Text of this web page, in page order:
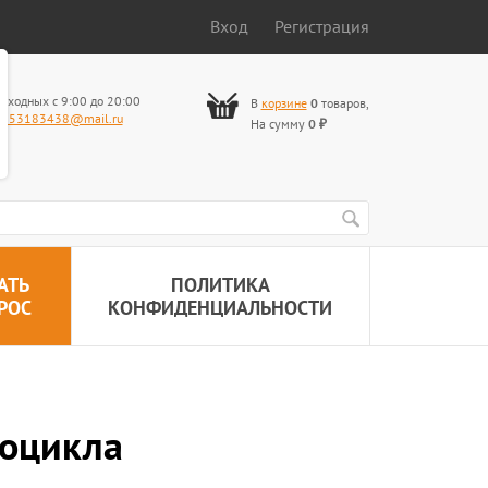
Вход Регистрация
с 9:00 до 20:00
В корзине 0товаров,
На сумму 0 ₽
ПОЛИТИКА
КОНФИДЕНЦИАЛЬНОСТИ